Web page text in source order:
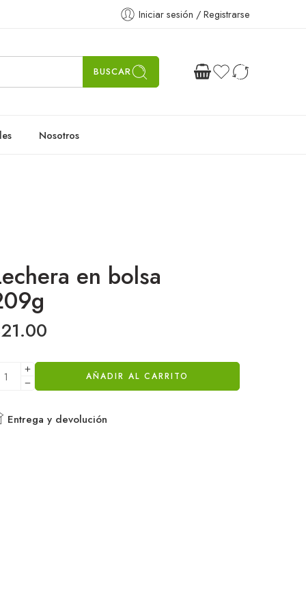
Iniciar sesión / Registrarse
BUSCAR
Nosotros
en bolsa
21.00
AÑADIR AL CARRITO
Entrega y devolución